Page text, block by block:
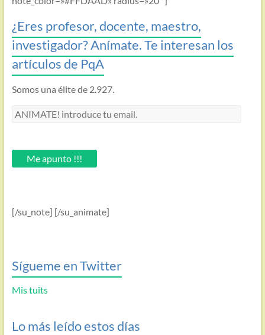
¿Eres profesor, docente, maestro,
investigador? Anímate. Te interesan los
artículos de PqA
Somos una élite de 2.927.
ANIMATE!
email.Me apunto !!!
[/su_note] [/su_animate]
Sígueme en Twitter
Mis tuits
Lo más leído estos días